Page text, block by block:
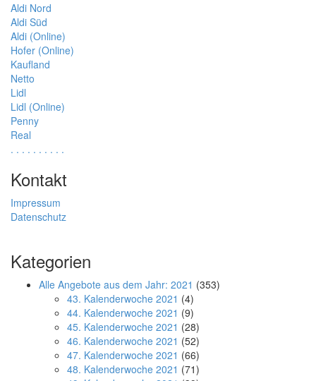
Aldi Nord
Aldi Süd
Aldi (Online)
Hofer (Online)
Kaufland
Netto
Lidl
Lidl (Online)
Penny
Real
. . . . . . . . . .
Kontakt
Impressum
Datenschutz
Kategorien
Alle Angebote aus dem Jahr: 2021 (353)
43. Kalenderwoche 2021 (4)
44. Kalenderwoche 2021 (9)
45. Kalenderwoche 2021 (28)
46. Kalenderwoche 2021 (52)
47. Kalenderwoche 2021 (66)
48. Kalenderwoche 2021 (71)